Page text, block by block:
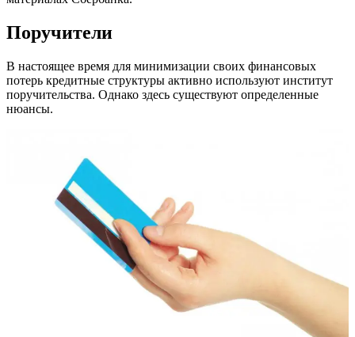
Поручители
В настоящее время для минимизации своих финансовых
потерь кредитные структуры активно используют институт
поручительства. Однако здесь существуют определенные
нюансы.